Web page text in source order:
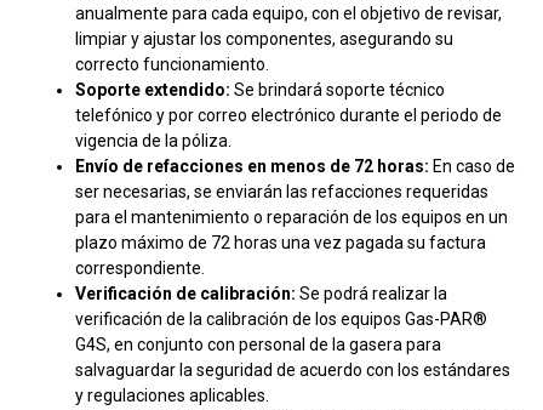
anualmente para cada equipo, con el objetivo de revisar,
limpiar y ajustar los componentes, asegurando su
correcto funcionamiento.
Soporte extendido: Se brindará soporte técnico
telefónico y por correo electrónico durante el periodo de
vigencia de la póliza.
Envío de refacciones en menos de 72 horas: En caso de
ser necesarias, se enviarán las refacciones requeridas
para el mantenimiento o reparación de los equipos en un
plazo máximo de 72 horas una vez pagada su factura
correspondiente.
Verificación de calibración: Se podrá realizar la
verificación de la calibración de los equipos Gas-PAR®
G4S, en conjunto con personal de la gasera para
salvaguardar la seguridad de acuerdo con los estándares
y regulaciones aplicables.